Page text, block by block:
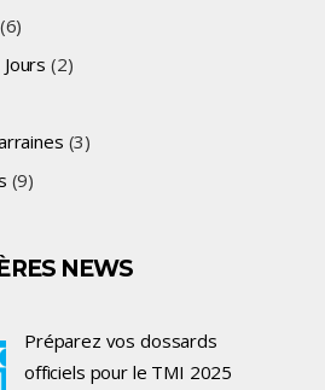
(6)
(2)
(3)
(9)
NEWS
Préparez vos dossards
officiels pour le TMI 2025